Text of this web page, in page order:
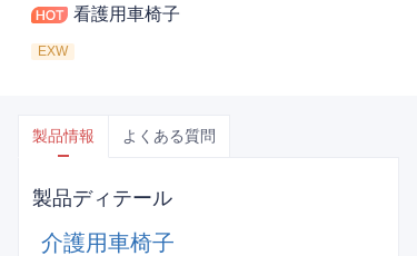
看護用車椅子
EXW
製品情報 よくある質問
製品ディテール
介護用車椅子